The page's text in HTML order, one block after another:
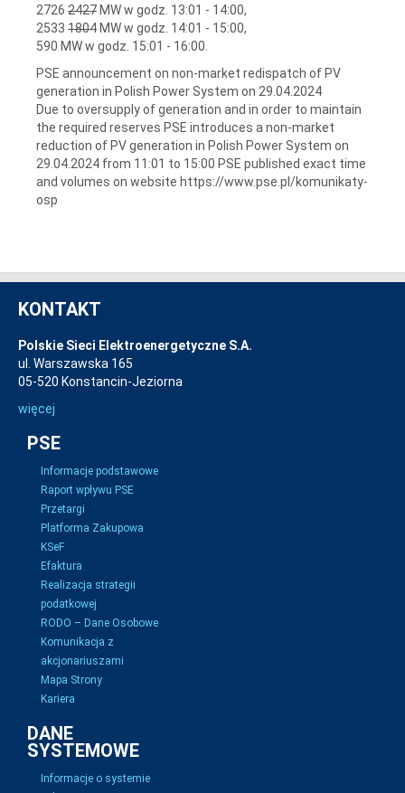
2726 2427 MW w godz. 13:01 - 14:00,
2533 1804 MW w godz. 14:01 - 15:00,
590 MW w godz. 15:01 - 16:00.
PSE announcement on non-market redispatch of PV
generation in Polish Power System on 29.04.2024
Due to oversupply of generation and in order to maintain
the required reserves PSE introduces a non-market
reduction of PV generation in Polish Power System on
29.04.2024 from 11:01 to 15:00 PSE published exact time
and volumes on website https://www.pse.pl/komunikaty-
osp
KONTAKT
Polskie Sieci Elektroenergetyczne S.A.
ul. Warszawska 165
05-520 Konstancin-Jeziorna
więcej
PSE
Informacje podstawowe
Raport wpływu PSE
Przetargi
Platforma Zakupowa
KSeF
Efaktura
Realizacja strategii
podatkowej
RODO – Dane Osobowe
Komunikacja z
akcjonariuszami
Mapa Strony
Kariera
DANE
SYSTEMOWE
Informacje o systemie